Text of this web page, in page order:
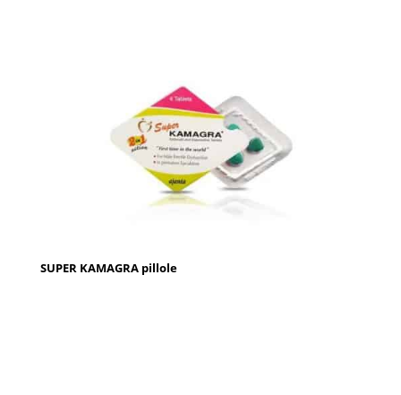
SUPER KAMAGRA pillole